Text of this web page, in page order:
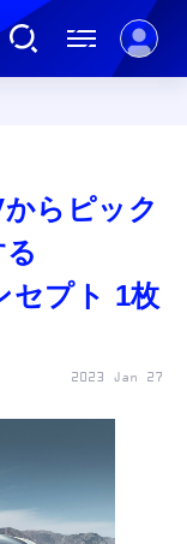
らピック
セプト 1枚
2023 Jan 27